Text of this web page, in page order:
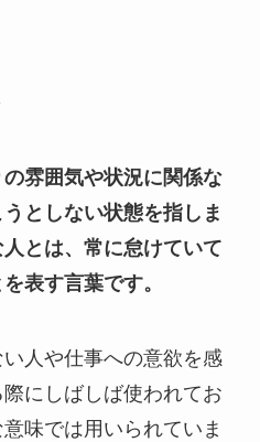
の雰囲気や状況に関係な
としない状態を指しま
とは、常に怠けていて
表す言葉です。
人や仕事への意欲を感
にしばしば使われてお
味では用いられていま